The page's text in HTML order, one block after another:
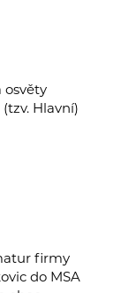
osvěty
Hlavní)
firmy
do MSA